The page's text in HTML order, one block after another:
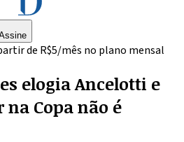
de R$5/mês no plano mensal
elogia Ancelotti e
Copa não é